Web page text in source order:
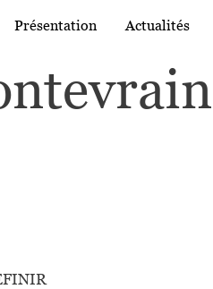
principale
Présentation Actualités